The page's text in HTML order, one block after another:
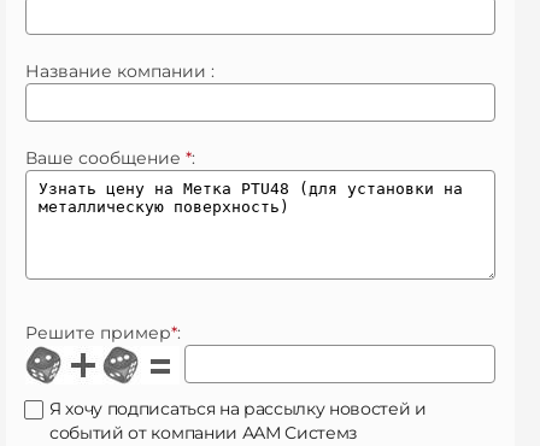
Название компании :
Ваше сообщение *:
Решите пример*:
Я хочу подписаться на рассылку новостей и
событий от компании ААМ Системз